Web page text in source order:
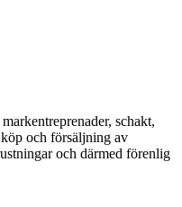
schakt,
och försäljning av
och därmed förenlig